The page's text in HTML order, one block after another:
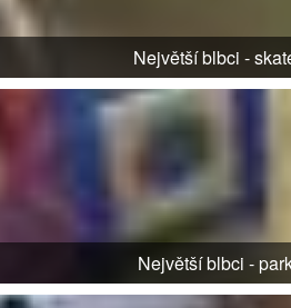
Největší blbci -
Největší blbci -